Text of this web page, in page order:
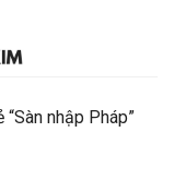
nhập Pháp”